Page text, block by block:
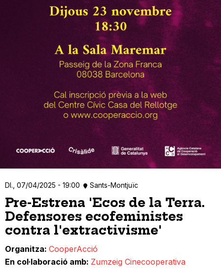
Dl., 07/04/2025 - 19:00 Sants-Montjuïc
Pre-Estrena 'Ecos de la Terra.
Defensores ecofeministes
contra l'extractivisme'
Organitza CooperAcció
En col·laboració amb Zumzeig Cinecooperativa